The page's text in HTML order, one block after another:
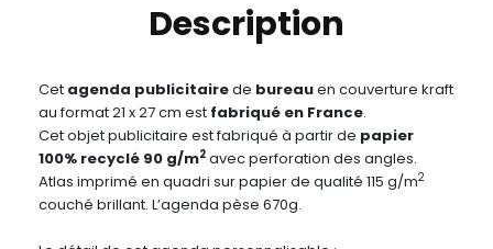
Description
Cet agenda publicitairede bureauen couverture kraft
au format 21 x 27 cm est fabriqué en France.
Cet objet publicitaire est fabriqué à partir de papier
100% recyclé 90 g/m2 avec perforation des angles.
Atlas imprimé en quadri sur papier de qualité 115 g/m2
couché brillant. L’agenda pèse 670g.